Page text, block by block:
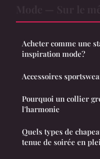
Acheter comme une
inspiration mode?
Accessoires
Pourquoi un collier
l'harmonie
Quels types de
tenue de soirée en